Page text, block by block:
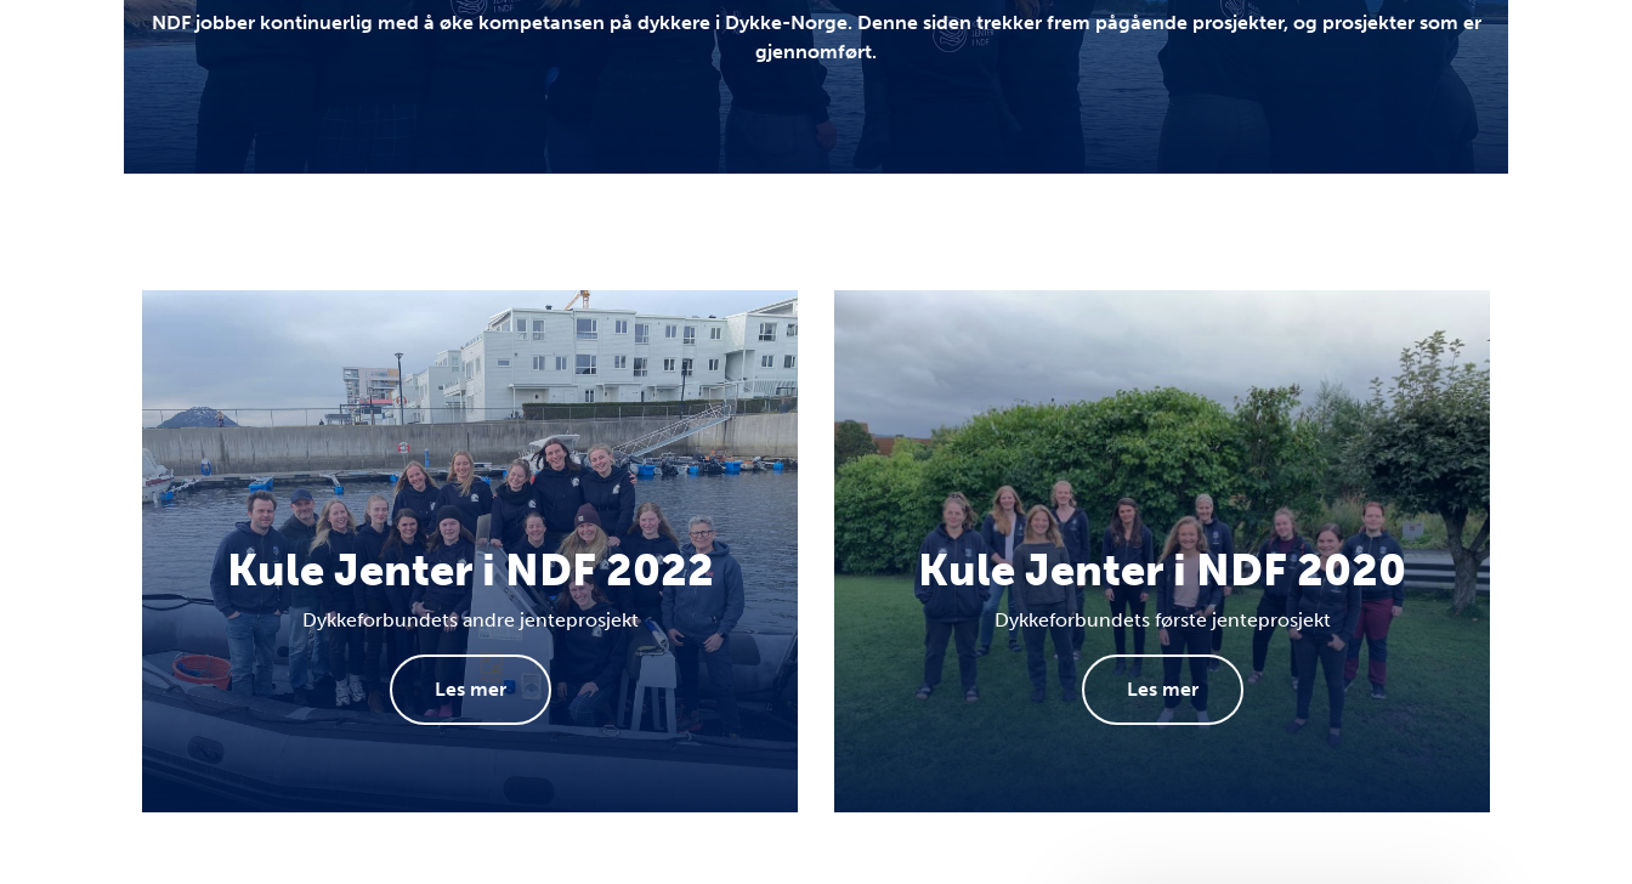
NDF jobber kontinuerlig med å øke kompetansen på dykkere i Dykke-Norge. Denne siden trekker frem pågående prosjekter, og prosjekter som er
gjennomført.
Kule Jenter i NDF 2022
Dykkeforbundets andre jenteprosjekt
Les mer
Kule Jenter i NDF 2020
Dykkeforbundets første jenteprosjekt
Les mer